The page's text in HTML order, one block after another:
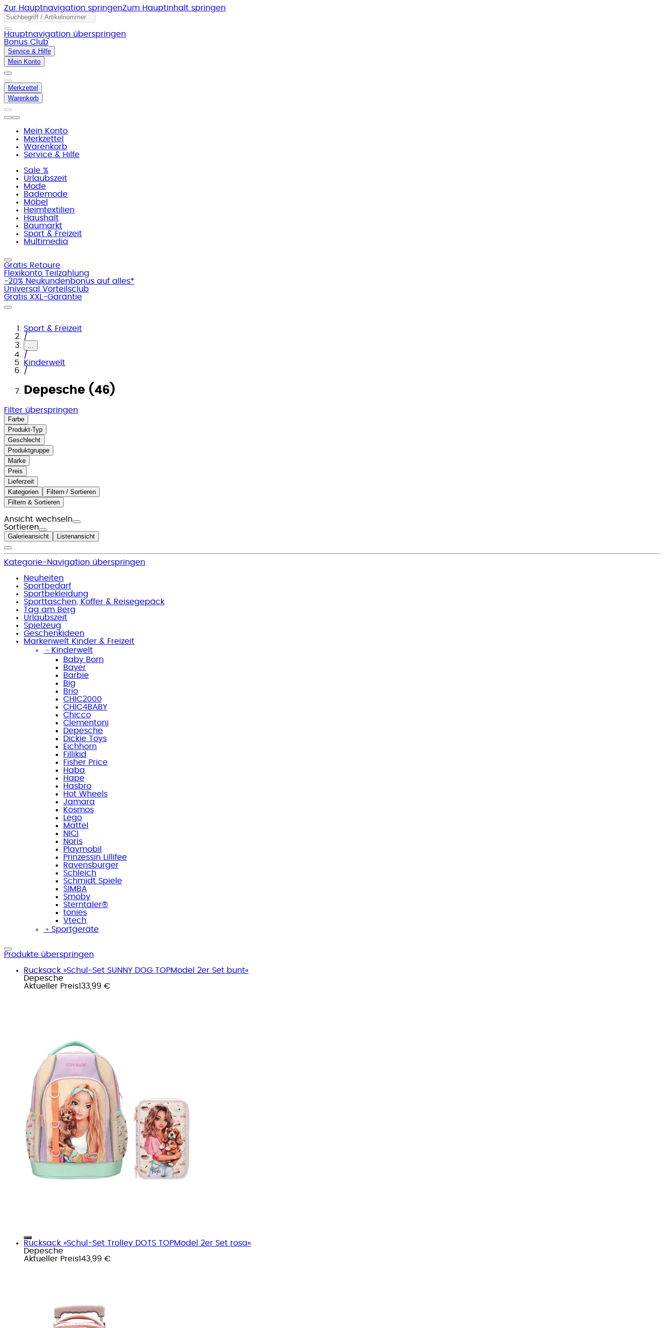
Zur Hauptnavigation springenZum Hauptinhalt springen
Hauptnavigation überspringen
Bonus Club
Service & Hilfe
Mein Konto
Merkzettel
Warenkorb
Mein Konto
Merkzettel
Warenkorb
Service & Hilfe
Sale %
Urlaubszeit
Mode
Bademode
Möbel
Heimtextilien
Haushalt
Baumarkt
Sport & Freizeit
Multimedia
Gratis Retoure
Flexikonto Teilzahlung
-20% Neukundenbonus auf alles*
Universal Vorteilsclub
Gratis XXL-Garantie
Sport & Freizeit
/
...
/
Kinderwelt
/
Depesche (46)
Filter überspringen
Farbe
Produkt-Typ
Geschlecht
Produktgruppe
Marke
Preis
Lieferzeit
Kategorien
Filtern / Sortieren
Filtern & Sortieren
Ansicht wechseln
Sortieren
Galerieansicht Listenansicht
Kategorie-Navigation überspringen
Neuheiten
Sportbedarf
Sportbekleidung
Sporttaschen, Koffer & Reisegepäck
Tag am Berg
Urlaubszeit
Spielzeug
Geschenkideen
Markenwelt Kinder & Freizeit
﹣ Kinderwelt
Baby Born
Bayer
Barbie
Big
Brio
CHIC2000
CHIC4BABY
Chicco
Clementoni
Depesche
Dickie Toys
Eichhorn
Fillikid
Fisher Price
Haba
Hape
Hasbro
Hot Wheels
Jamara
Kosmos
Lego
Mattel
NICI
Noris
Playmobil
Prinzessin Lillifee
Ravensburger
Schleich
Schmidt Spiele
SIMBA
Smoby
Sterntaler®
tonies
Vtech
﹢ Sportgeräte
Produkte überspringen
Rucksack »Schul-Set SUNNY DOG TOPModel 2er Set bunt«
Depesche
Aktueller Preis133,99 €
Rucksack »Schul-Set Trolley DOTS TOPModel 2er Set rosa«
Depesche
Aktueller Preis143,99 €